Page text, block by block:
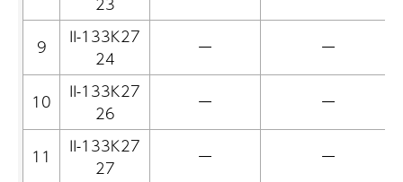
9
II-133K27
24
ー ー
10
II-133K27
26
ー ー
11
II-133K27
27
ー ー